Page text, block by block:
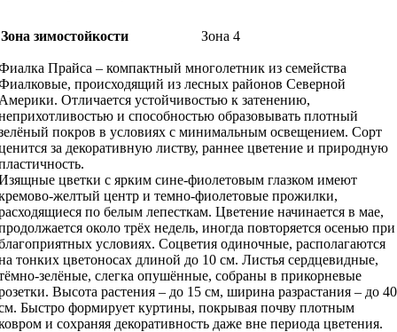
Зона зимостойкости Зона 4
Прайса – компактный многолетник из семейства
происходящий из лесных районов Северной
Отличается устойчивостью к затенению,
и способностью образовывать плотный
покров в условиях с минимальным освещением. Сорт
за декоративную листву, раннее цветение и природную
цветки с ярким сине-фиолетовым глазком имеют
желтый центр и темно-фиолетовые прожилки,
по белым лепесткам. Цветение начинается в мае,
около трёх недель, иногда повторяется осенью при
условиях. Соцветия одиночные, располагаются
тонких цветоносах длиной до 10 см. Листья сердцевидные,
зелёные, слегка опушённые, собраны в прикорневые
Высота растения – до 15 см, ширина разрастания – до 40
Быстро формирует куртины, покрывая почву плотным
и сохраняя декоративность даже вне периода цветения.